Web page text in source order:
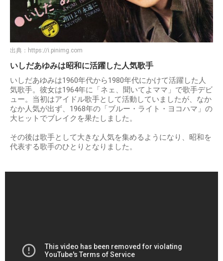
出典： https://i.pinimg.com
いしだあゆみは昭和に活躍した人気歌手
いしだあゆみは1960年代から1980年代にかけて活躍した人
気歌手。彼女は1964年に「ネェ、聞いてよママ」で歌手デビ
ュー。当初はアイドル歌手として活動していましたが、なか
なか人気が出ず、1968年の「ブルー・ライト・ヨコハマ」の
大ヒットでブレイクを果たしました。
その後は歌手として大きな人気を集めるようになり、昭和を
代表する歌手のひとりとなりました。